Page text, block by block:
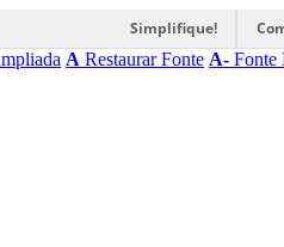
Simplifique!
A Restaurar Fonte A- Fonte